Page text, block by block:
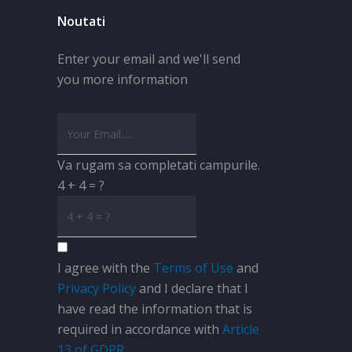
Noutati
Enter your email and we'll send
you more information
Va rugam sa completati campurile.
4 + 4 = ?
I agree with the Terms of Use and
Privacy Policyand I declare that I
have read the information that is
required in accordance with Article